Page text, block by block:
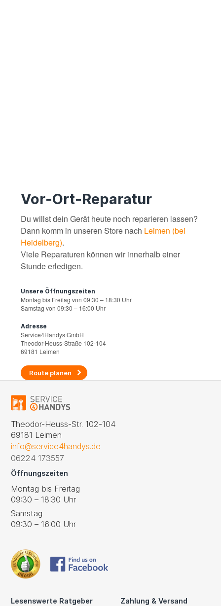
Vor-Ort-Reparatur
Du willst dein Gerät heute noch reparieren lassen?
Dann komm in unseren Store nach Leimen (bei
Heidelberg).
Viele Reparaturen können wir innerhalb einer
Stunde erledigen.
Unsere Öffnungszeiten
Montag bis Freitag von 09:30 – 18:30 Uhr
Samstag von 09:30 – 16:00 Uhr
Adresse
Service4Handys GmbH
Theodor-Heuss-Straße 102-104
69181 Leimen
Route planen
Theodor-Heuss-Str. 102-104
69181 Leimen
info@service4handys.de
06224 173557
Öffnungszeiten
Montag bis Freitag
09:30 – 18:30 Uhr
Samstag
09:30 – 16:00 Uhr
Lesenswerte Ratgeber Zahlung & Versand